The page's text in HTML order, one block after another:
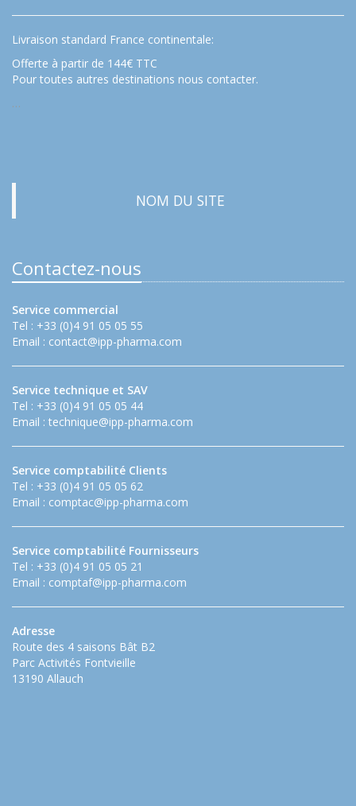
Livraison standard France continentale:
Offerte à partir de 144€ TTC
Pour toutes autres destinations nous contacter.
…
NOM DU SITE
Contactez-nous
Service commercial
Tel : +33 (0)4 91 05 05 55
Email : contact@ipp-pharma.com
Service technique et SAV
Tel : +33 (0)4 91 05 05 44
Email : technique@ipp-pharma.com
Service comptabilité Clients
Tel : +33 (0)4 91 05 05 62
Email : comptac@ipp-pharma.com
Service comptabilité Fournisseurs
Tel : +33 (0)4 91 05 05 21
Email : comptaf@ipp-pharma.com
Adresse
Route des 4 saisons Bât B2
Parc Activités Fontvieille
13190 Allauch